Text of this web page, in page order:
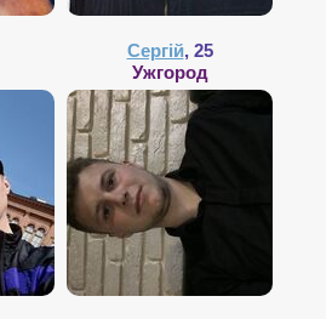
Сергій, 25
Ужгород